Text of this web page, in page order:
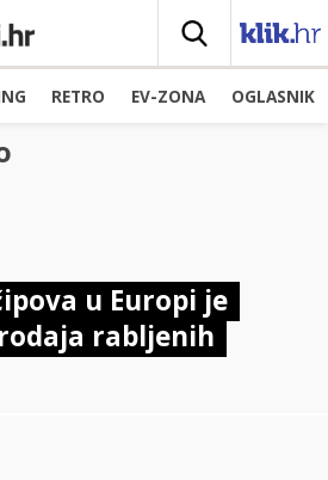
RETRO EV-ZONA OGLASNIK
u Europi je
rabljenih